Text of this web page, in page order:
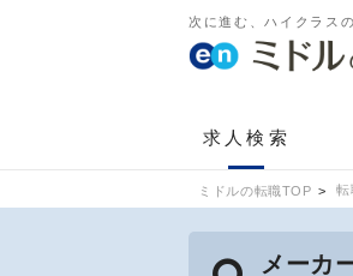
次に進む、ハイクラス
求人検索
ミドルの転職TOP 転
メーカ